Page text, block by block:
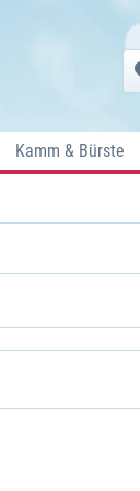
Kamm & Bürste